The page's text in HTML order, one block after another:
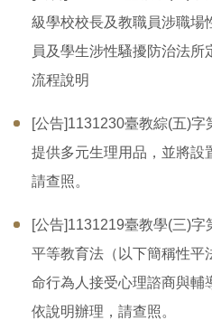
級學校校長及教職員涉職場
員及學生涉性騷擾防治法所
流程說明
[公告]1131230臺教綜(五)
提供多元生理用品，並將設
請查照。
[公告]1131219臺教學(三)字
平等教育法（以下簡稱性平
命行為人接受心理諮商與輔
依說明辦理，請查照。